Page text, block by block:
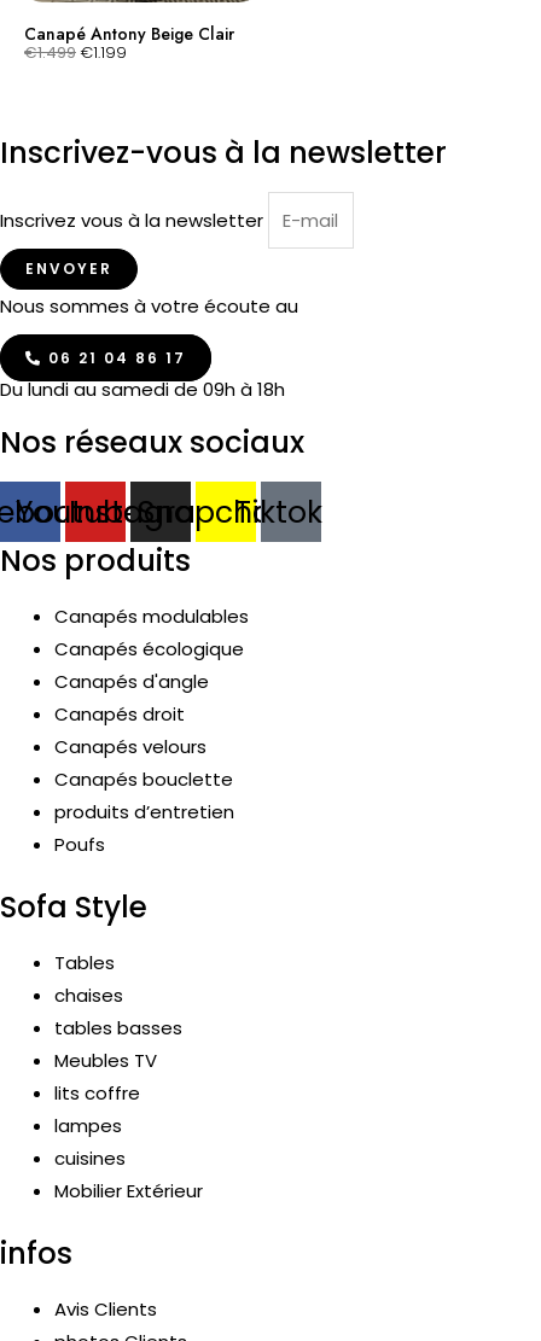
Canapé Antony Beige Clair
€1.499 €1.199
Inscrivez-vous à la newsletter
Inscrivez vous à la newsletter
ENVOYER
Nous sommes à votre écoute au
06 21 04 86 17
Du lundi au samedi de 09h à 18h
Nos réseaux sociaux
Youtube
Instagram
Snapchat
Tiktok
Nos produits
Canapés modulables
Canapés écologique
Canapés d'angle
Canapés droit
Canapés velours
Canapés bouclette
produits d’entretien
Poufs
Sofa Style
Tables
chaises
tables basses
Meubles TV
lits coffre
lampes
cuisines
Mobilier Extérieur
infos
Avis Clients